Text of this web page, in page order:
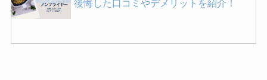
後悔した口コミやデメリットを紹介！